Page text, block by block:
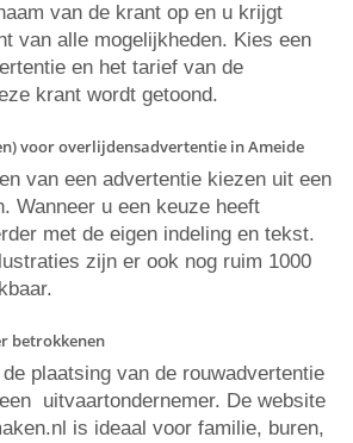
van de krant op en u krijgt
van alle mogelijkheden. Kies een
en het tarief van de
krant wordt getoond.
voor overlijdensadvertentie in Ameide
van een advertentie kiezen uit een
Wanneer u een keuze heeft
met de eigen indeling en tekst.
zijn er ook nog ruim 1000
betrokkenen
plaatsing van de rouwadvertentie
uitvaartondernemer. De website
is ideaal voor familie, buren,